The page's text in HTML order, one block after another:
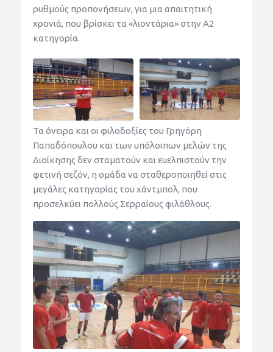
ρυθμούς προπονήσεων, για μια απαιτητική
χρονιά, που βρίσκει τα «λιοντάρια» στην Α2
κατηγορία.
Τα όνειρα και οι φιλοδοξίες του Γρηγόρη
Παπαδόπουλου και των υπόλοιπων μελών της
Διοίκησης δεν σταματούν και ευελπιστούν την
φετινή σεζόν, η ομάδα να σταθεροποιηθεί στις
μεγάλες κατηγορίας του χάντμπολ, που
προσελκύει πολλούς Σερραίους φιλάθλους.